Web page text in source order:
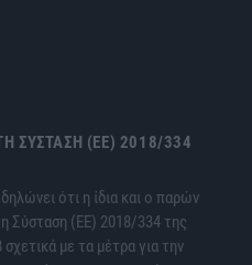
ΣΎΣΤΑΣΗ (ΕΕ) 2018/334
δηλώνει ότι η ίδια και ο παρών
Σύσταση (ΕΕ) 2018/334 της
με τα μέτρα για την